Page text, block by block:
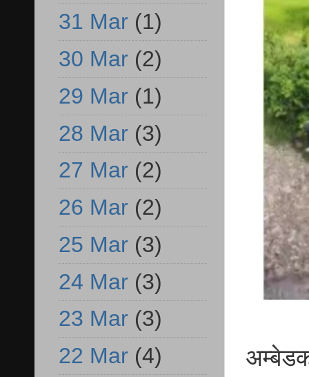
31 Mar (1)
30 Mar (2)
29 Mar (1)
28 Mar (3)
27 Mar (2)
26 Mar (2)
25 Mar (3)
24 Mar (3)
23 Mar (3)
22 Mar (4)